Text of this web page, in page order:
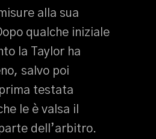
alla sua
qualche iniziale
la Taylor ha
salvo poi
testata
le è valsa il
dell’arbitro.